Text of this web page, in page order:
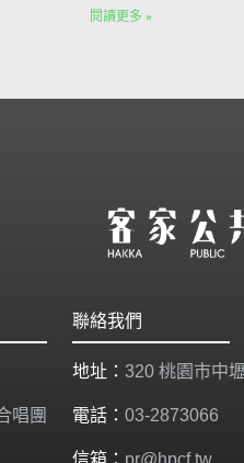
閱讀更多 »
唱團
聯絡我們
地址： 320 桃園市中
電話： 03-2873066
信箱： pr@hpcf.tw